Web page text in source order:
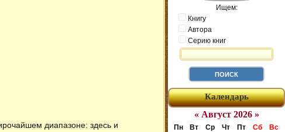
диапазоне: здесь и
Ищем:
Книгу
Автора
Серию книг
Календарь
« Август 2026 »
Пн Вт Ср Чт Пт Сб Вс